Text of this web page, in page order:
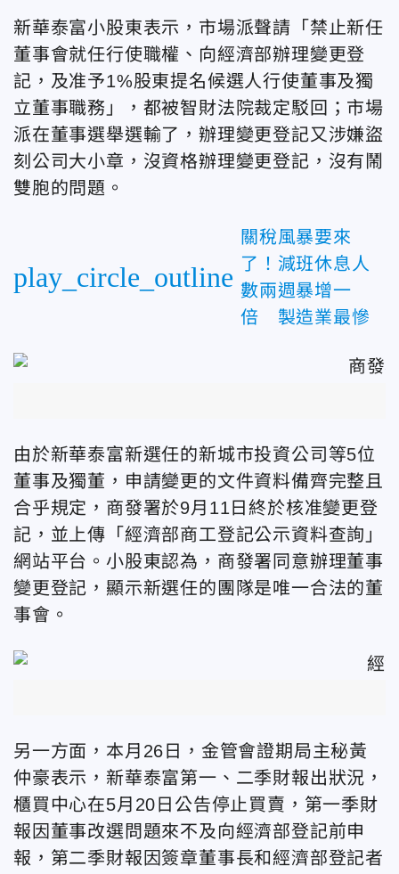
新華泰富小股東表示，市場派聲請「禁止新任
董事會就任行使職權、向經濟部辦理變更登
記，及准予1%股東提名候選人行使董事及獨
立董事職務」，都被智財法院裁定駁回；市場
派在董事選舉選輸了，辦理變更登記又涉嫌盜
刻公司大小章，沒資格辦理變更登記，沒有鬧
雙胞的問題。
play_circle_outline
關稅風暴要來
了！減班休息人
數兩週暴增一
倍 製造業最慘
由於新華泰富新選任的新城市投資公司等5位
董事及獨董，申請變更的文件資料備齊完整且
合乎規定，商發署於9月11日終於核准變更登
記，並上傳「經濟部商工登記公示資料查詢」
網站平台。小股東認為，商發署同意辦理董事
變更登記，顯示新選任的團隊是唯一合法的董
事會。
另一方面，本月26日，金管會證期局主秘黃
仲豪表示，新華泰富第一、二季財報出狀況，
櫃買中心在5月20日公告停止買賣，第一季財
報因董事改選問題來不及向經濟部登記前申
報，第二季財報因簽章董事長和經濟部登記者